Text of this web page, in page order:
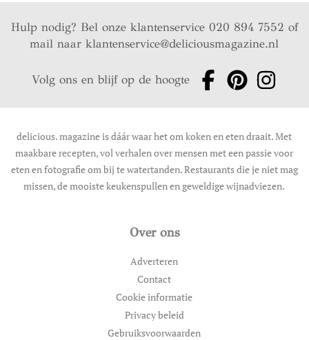
Hulp nodig? Bel onze klantenservice 020 894 7552 of
mail naarklantenservice@deliciousmagazine.nl
Volg ons en blijf op de hoogte
delicious. magazine is dáár waar het om koken en eten draait. Met
maakbare recepten, vol verhalen over mensen met een passie voor
eten en fotografie om bij te watertanden. Restaurants die je niet mag
missen, de mooiste keukenspullen en geweldige wijnadviezen.
Over ons
Adverteren
Contact
Cookie informatie
Privacy beleid
Gebruiksvoorwaarden